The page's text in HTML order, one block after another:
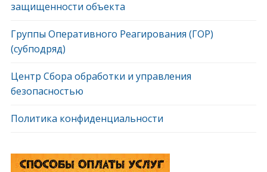
защищенности объекта
Группы Оперативного Реагирования (ГОР)
(субподряд)
Центр Сбора обработки и управления
безопасностью
Политика конфиденциальности